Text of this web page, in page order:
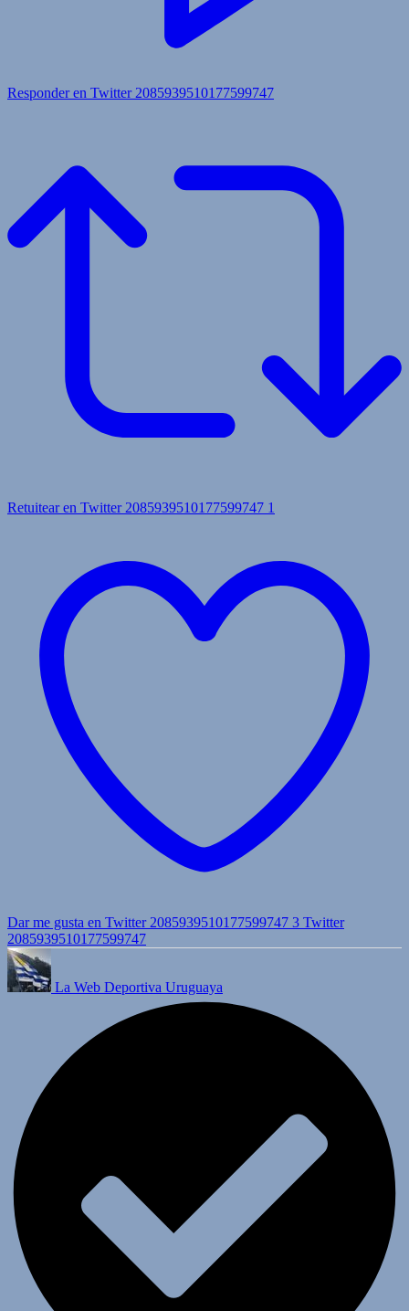
Responder en Twitter 2085939510177599747
Retuitear en Twitter 2085939510177599747 1
Dar me gusta en Twitter 2085939510177599747 3 Twitter
2085939510177599747
La Web Deportiva Uruguaya